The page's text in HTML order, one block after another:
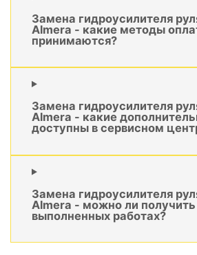
Замена гидроусилителя
Almera - какие методы
принимаются?
Замена гидроусилителя
Almera - какие
доступны в сервисном
Замена гидроусилителя
Almera - можно ли получить
выполненных работах?